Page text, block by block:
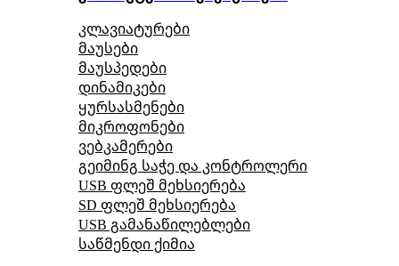
კლავიატურები
მაუსები
მაუსპედები
დინამიკები
ყურსასმენები
მიკროფონები
ვებკამერები
გეიმინგ საჭე და კონტროლერი
USB ფლეშ მეხსიერება
SD ფლეშ მეხსიერება
USB გამანაწილებლები
საწმენდი ქიმია